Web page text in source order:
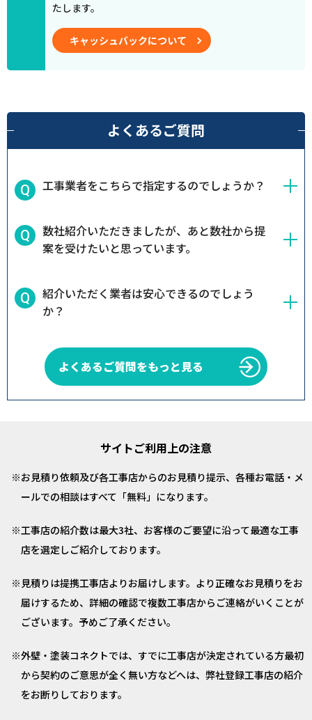
たします。
キャッシュバックについて
よくあるご質問
工事業者をこちらで指定するのでしょうか？
数社紹介いただきましたが、あと数社から提
案を受けたいと思っています。
紹介いただく業者は安心できるのでしょう
か？
よくあるご質問をもっと見る
サイトご利用上の注意
お見積り依頼及び各工事店からのお見積り提示、各種お電話・メ
ールでの相談はすべて「無料」になります。
工事店の紹介数は最大3社、お客様のご要望に沿って最適な工事
店を選定しご紹介しております。
見積りは提携工事店よりお届けします。より正確なお見積りをお
届けするため、詳細の確認で複数工事店からご連絡がいくことが
ございます。予めご了承ください。
外壁・塗装コネクトでは、すでに工事店が決定されている方最初
から契約のご意思が全く無い方などへは、弊社登録工事店の紹介
をお断りしております。